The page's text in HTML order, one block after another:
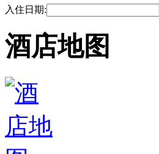
入住日期:
酒店地图